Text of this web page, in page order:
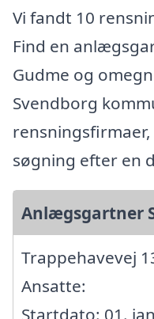
Vi fandt 10
Find en
Gudme og
Svendborg
søgning efter en
Anlægsgartner
Trappehavevej
Ansatte:
Startdato: 01.